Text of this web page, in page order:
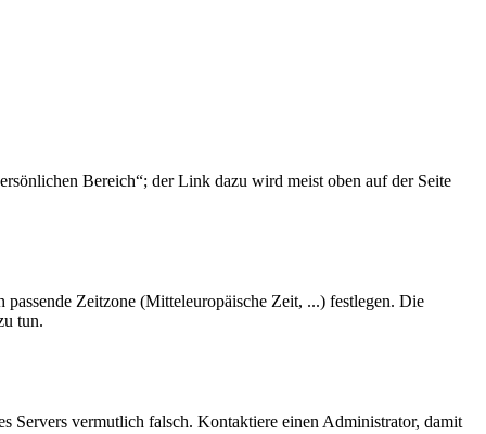
Bereich“; der Link dazu wird meist oben auf der Seite
Zeitzone (Mitteleuropäische Zeit, ...) festlegen. Die
tun.
Servers vermutlich falsch. Kontaktiere einen Administrator, damit